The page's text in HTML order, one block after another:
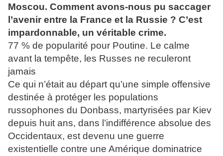
Moscou. Comment avons-nous pu saccager
l’avenir entre la France et la Russie ? C’est
impardonnable, un véritable crime.
77 % de popularité pour Poutine. Le calme
avant la tempête, les Russes ne reculeront
jamais
Ce qui n’était au départ qu’une simple offensive
destinée à protéger les populations
russophones du Donbass, martyrisées par Kiev
depuis huit ans, dans l’indifférence absolue des
Occidentaux, est devenu une guerre
existentielle contre une Amérique dominatrice